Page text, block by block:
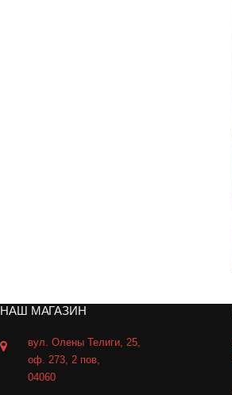
НАШ МАГАЗИН
вул. Олены Телиги, 25,
оф. 273, 2 пов,
04060